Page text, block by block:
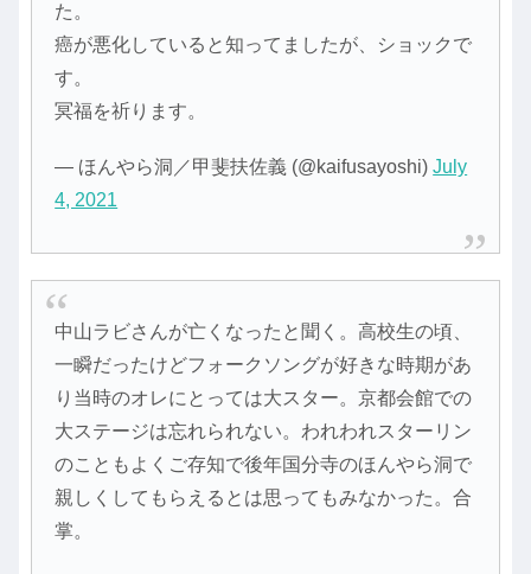
た。
癌が悪化していると知ってましたが、ショックで
す。
冥福を祈ります。
— ほんやら洞／甲斐扶佐義 (@kaifusayoshi)July
4, 2021
中山ラビさんが亡くなったと聞く。高校生の頃、
一瞬だったけどフォークソングが好きな時期があ
り当時のオレにとっては大スター。京都会館での
大ステージは忘れられない。われわれスターリン
のこともよくご存知で後年国分寺のほんやら洞で
親しくしてもらえるとは思ってもみなかった。合
掌。